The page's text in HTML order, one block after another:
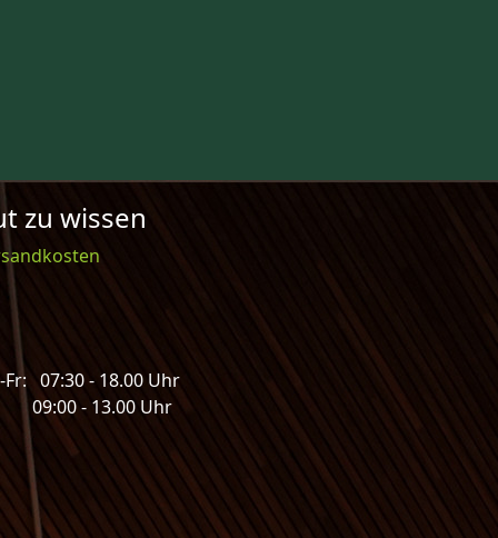
zu wissen
Fr: 07:30 - 18.00 Uhr
09:00 - 13.00 Uhr